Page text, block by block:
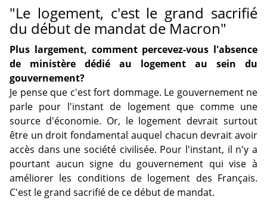
"Le logement, c'est le grand sacrifié
du début de mandat de Macron"
Plus largement, comment percevez-vous l'absence
de ministère dédié au logement au sein du
gouvernement?
Je pense que c'est fort dommage. Le gouvernement ne
parle pour l'instant de logement que comme une
source d'économie. Or, le logement devrait surtout
être un droit fondamental auquel chacun devrait avoir
accès dans une société civilisée. Pour l'instant, il n'y a
pourtant aucun signe du gouvernement qui vise à
améliorer les conditions de logement des Français.
C'est le grand sacrifié de ce début de mandat.